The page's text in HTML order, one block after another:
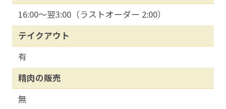
16:00～翌3:00（ラストオーダー 2:00）
テイクアウト
有
精肉の販売
無